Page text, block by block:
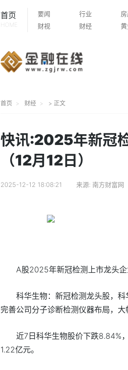
首页
HOME
要闻 行业
财视
财经
首页 财经 > 正文
快讯:2025年新冠
（12月12日）
2025-12-12 18:08:21 来源: 南方财富网
A股2025年新冠检测上市龙头
科华生物：新冠检测龙头股，科
完善公司分子诊断检测仪器布局，大
近7日科华生物股价下跌8.84%
1.22亿元。